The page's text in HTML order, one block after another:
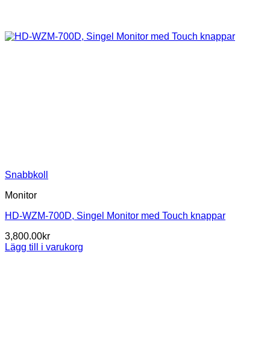
Snabbkoll
Monitor
HD-WZM-700D, Singel Monitor med Touch knappar
3,800.00kr
Lägg till i varukorg